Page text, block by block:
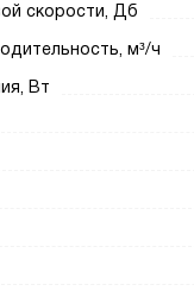
скорости, Дб
м³/ч
Вт